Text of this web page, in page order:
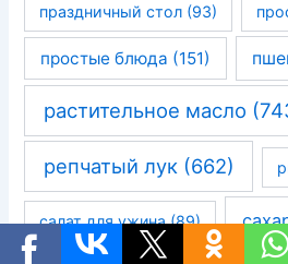
праздничный стол (93)
простые блюда (151)
растительное масло
репчатый лук(662)
салат для ужина(89)